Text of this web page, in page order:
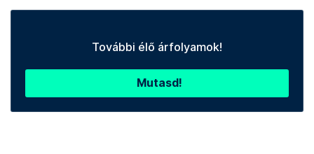
További élő árfolyamok!
Mutasd!